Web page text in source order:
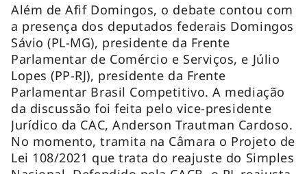
Além de Afif Domingos, o debate contou com
a presença dos deputados federais Domingos
Sávio (PL-MG), presidente da Frente
Parlamentar de Comércio e Serviços, e Júlio
Lopes (PP-RJ), presidente da Frente
Parlamentar Brasil Competitivo. A mediação
da discussão foi feita pelo vice-presidente
Jurídico da CAC, Anderson Trautman Cardoso.
No momento, tramita na Câmara o Projeto de
Lei 108/2021 que trata do reajuste do Simples